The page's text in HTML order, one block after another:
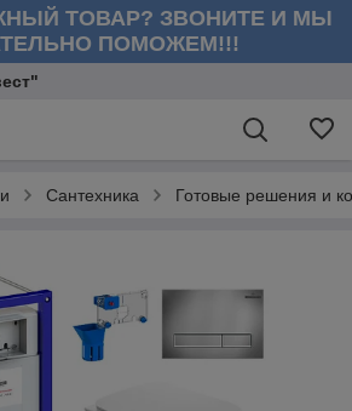
ТОВАР? ЗВОНИТЕ И МЫ
ПОМОЖЕМ!!!
Сантехника Готовые решения и